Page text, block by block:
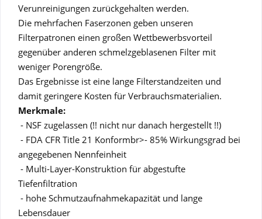
Verunreinigungen zurückgehalten werden.
Die mehrfachen Faserzonen geben unseren
Filterpatronen einen großen Wettbewerbsvorteil
gegenüber anderen schmelzgeblasenen Filter mit
weniger Porengröße.
Das Ergebnisse ist eine lange Filterstandzeiten und
damit geringere Kosten für Verbrauchsmaterialien.
Merkmale:
- NSF zugelassen (!! nicht nur danach hergestellt !!)
- FDA CFR Title 21 Konformbr>- 85% Wirkungsgrad bei
angegebenen Nennfeinheit
- Multi-Layer-Konstruktion für abgestufte
Tiefenfiltration
- hohe Schmutzaufnahmekapazität und lange
Lebensdauer